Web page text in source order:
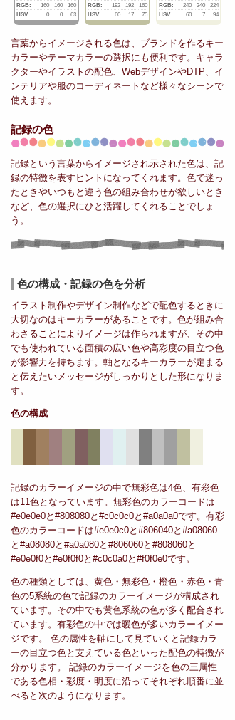
RGB: 160 160
160
HSV:
0 0 63
RGB: 192 192
160
HSV:
60 17 75
RGB: 240 240
224
HSV:
60 7 94
言葉からイメージされる色は、ブランドを作るキー
カラーやテーマカラーの選択にも便利です。キャラ
クターやイラストの配色、WebデザインやDTP、イ
ンテリアや服のコーディネートなど様々なシーンで
使えます。
記録の色
記録という言葉からイメージされ示された色は、記
録の特徴を表すヒントになってくれます。色で迷っ
たときやいつもと違う色の組み合わせが欲しいとき
など、色の選択にひと活躍してくれることでしょ
う。
色の構成・記録の色を分析
イラスト制作やデザイン制作などで配色するときに
大切なのはキーカラーがあることです。色が組み合
わさることによりイメージは作られますが、その中
でも使われている面積の広い色や高彩度の目立つ色
が影響力を持ちます。軸となるキーカラーが定まる
と伝えたいメッセージがしっかりとした形になりま
す。
色の構成
記録のカラーイメージの中で無彩色は4色、有彩色
は11色となっています。無彩色のカラーコードは
#e0e0e0と#808080と#c0c0c0と#a0a0a0です。有彩
色のカラーコードは#e0e0c0と#806040と#a08060
と#a08080と#a0a080と#806060と#808060と
#e0e0f0と#e0f0f0と#c0c0a0と#f0f0e0です。
色の種類としては、黄色・無彩色・橙色・赤色・青
色の5系統の色で記録のカラーイメージが構成され
ています。その中でも黄色系統の色が多く配合され
ています。有彩色の中では暖色が多いカラーイメー
ジです。 色の属性を軸にして見ていくと記録カラ
ーの目立つ色と支えている色といった配色の特徴が
分かります。 記録のカラーイメージを色の三属性
である色相・彩度・明度に沿ってそれぞれ順番に並
べると次のようになります。